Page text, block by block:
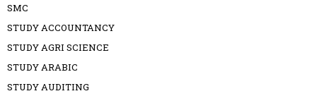
SMC
STUDY ACCOUNTANCY
STUDY AGRI SCIENCE
STUDY ARABIC
STUDY AUDITING